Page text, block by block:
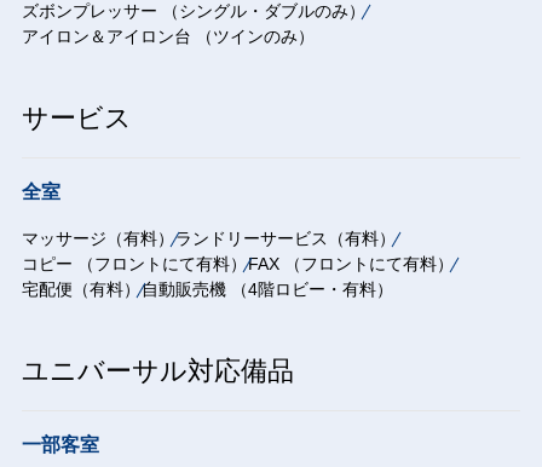
ズボンプレッサー （シングル・ダブルのみ）
アイロン＆アイロン台 （ツインのみ）
サービス
全室
マッサージ（有料）ランドリーサービス（有料）
コピー （フロントにて有料）FAX （フロントにて有料）
宅配便（有料）自動販売機 （4階ロビー・有料）
ユニバーサル対応備品
一部客室